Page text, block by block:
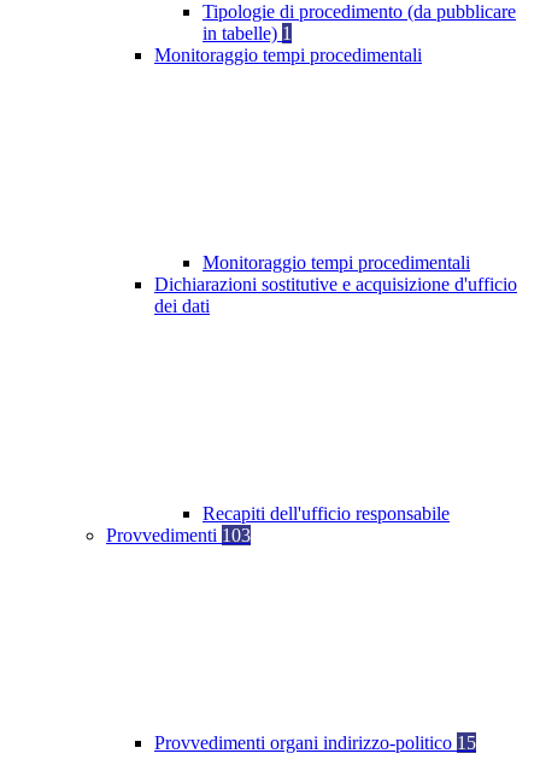
Tipologie di procedimento (da pubblicare
in tabelle) 1
Monitoraggio tempi procedimentali
Monitoraggio tempi procedimentali
Dichiarazioni sostitutive e acquisizione d'ufficio
dei dati
Recapiti dell'ufficio responsabile
Provvedimenti 103
Provvedimenti organi indirizzo-politico 15